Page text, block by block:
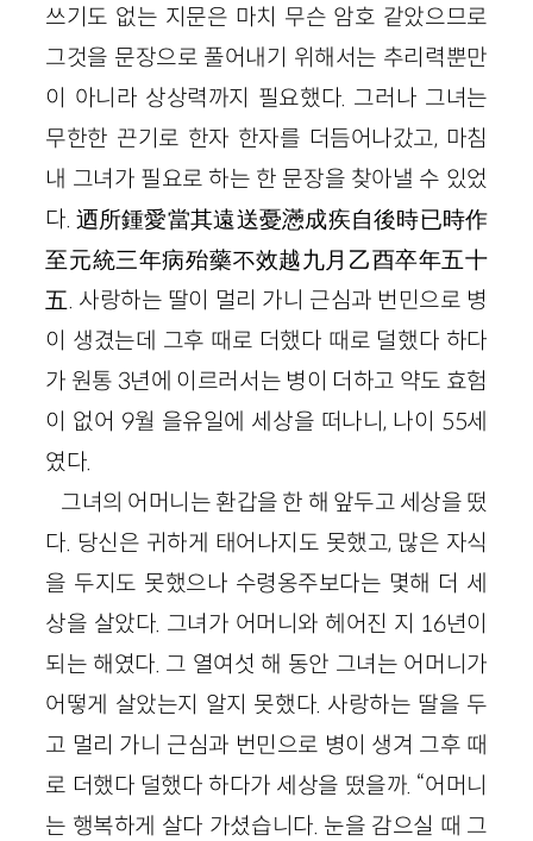
쓰기도 없는 지문은 마치 무슨 암호 같았으므로
그것을 문장으로 풀어내기 위해서는 추리력뿐만
이 아니라 상상력까지 필요했다. 그러나 그녀는
무한한 끈기로 한자 한자를 더듬어나갔고, 마침
내 그녀가 필요로 하는 한 문장을 찾아낼 수 있었
다. 迺所鍾愛當其遠送憂懣成疾自後時已時作
至元統三年病殆藥不效越九月乙酉卒年五十
五. 사랑하는 딸이 멀리 가니 근심과 번민으로 병
이 생겼는데 그후 때로 더했다 때로 덜했다 하다
가 원통 3년에 이르러서는 병이 더하고 약도 효험
이 없어 9월 을유일에 세상을 떠나니, 나이 55세
였다.
그녀의 어머니는 환갑을 한 해 앞두고 세상을 떴
다. 당신은 귀하게 태어나지도 못했고, 많은 자식
을 두지도 못했으나 수령옹주보다는 몇해 더 세
상을 살았다. 그녀가 어머니와 헤어진 지 16년이
되는 해였다. 그 열여섯 해 동안 그녀는 어머니가
어떻게 살았는지 알지 못했다. 사랑하는 딸을 두
고 멀리 가니 근심과 번민으로 병이 생겨 그후 때
로 더했다 덜했다 하다가 세상을 떴을까. “어머니
는 행복하게 살다 가셨습니다. 눈을 감으실 때 그